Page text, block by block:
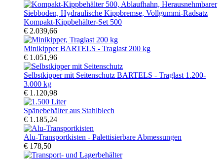
Kompakt-Kippbehälter-Set 500
€ 2.039,66
Minikipper BARTELS - Traglast 200 kg
€ 1.051,96
Selbstkipper mit Seitenschutz BARTELS - Traglast 1.200-
3.000 kg
€ 1.120,98
Spänebehälter aus Stahlblech
€ 1.185,24
Alu-Transportkisten - Palettisierbare Abmessungen
€ 178,50